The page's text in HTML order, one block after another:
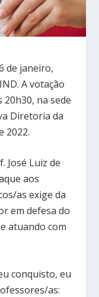
de janeiro,
A votação
20h30, na sede
Diretoria da
2022.
José Luiz de
aos
as exige da
em defesa do
atuando com
conquisto, eu
as: